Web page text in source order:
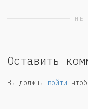
Оставить
Вы должны войти